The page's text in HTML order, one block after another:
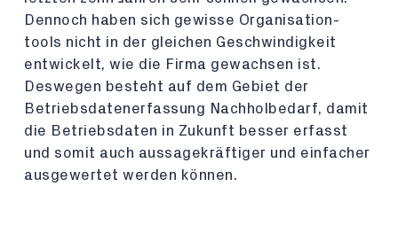
Dennoch haben sich gewisse Organisation-
tools nicht in der gleichen Geschwindigkeit
entwickelt, wie die Firma gewachsen ist.
Deswegen besteht auf dem Gebiet der
Betriebsdatenerfassung Nachholbedarf, damit
die Betriebsdaten in Zukunft besser erfasst
und somit auch aussagekräftiger und einfacher
ausgewertet werden können.